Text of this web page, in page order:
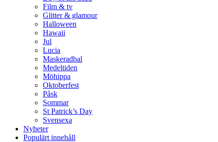
Film & tv
Glitter & glamour
Halloween
Hawaii
Jul
Lucia
Maskeradbal
Medeltiden
Möhippa
Oktoberfest
Påsk
Sommar
St Patrick’s Day
Svensexa
Nyheter
Populärt innehåll